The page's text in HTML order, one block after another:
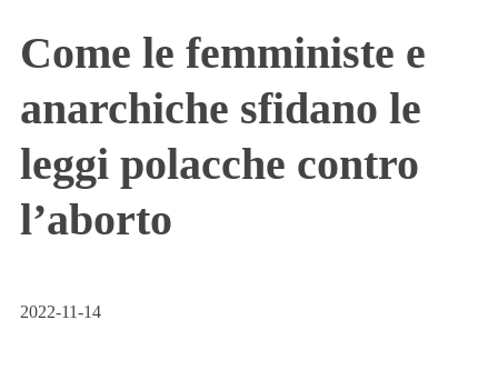
Come le femministe e
anarchiche sfidano le
leggi polacche contro
l’aborto
2022-11-14